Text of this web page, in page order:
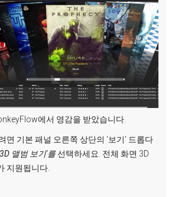
에서 영감을 받았습니다.
면 기본 패널 오른쪽 상단의 '보기' 드롭다
앨범 보기'를선택하세요. 전체 화면 3D
지원됩니다.